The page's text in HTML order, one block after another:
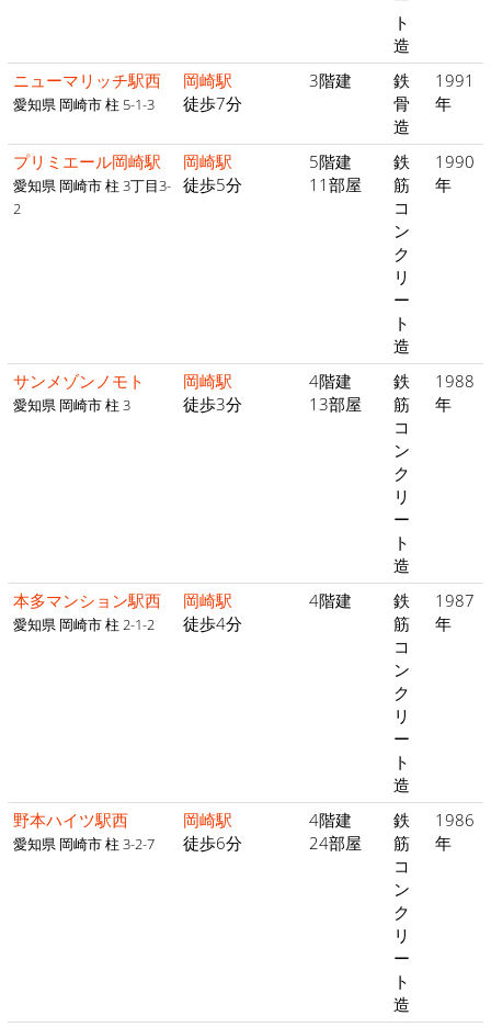
ト
造
ニューマリッチ駅西
愛知県 岡崎市 柱 5-1-3
岡崎駅
徒歩7分
3階建
鉄
骨
造
1991
年
プリミエール岡崎駅
愛知県 岡崎市 柱 3丁目3-
2
岡崎駅
徒歩5分
5階建
11部屋
鉄
筋
コ
ン
ク
リ
ー
ト
造
1990
年
サンメゾンノモト
愛知県 岡崎市 柱 3
岡崎駅
徒歩3分
4階建
13部屋
鉄
筋
コ
ン
ク
リ
ー
ト
造
1988
年
本多マンション駅西
愛知県 岡崎市 柱 2-1-2
岡崎駅
徒歩4分
4階建
鉄
筋
コ
ン
ク
リ
ー
ト
造
1987
年
野本ハイツ駅西
愛知県 岡崎市 柱 3-2-7
岡崎駅
徒歩6分
4階建
24部屋
鉄
筋
コ
ン
ク
リ
ー
ト
造
1986
年